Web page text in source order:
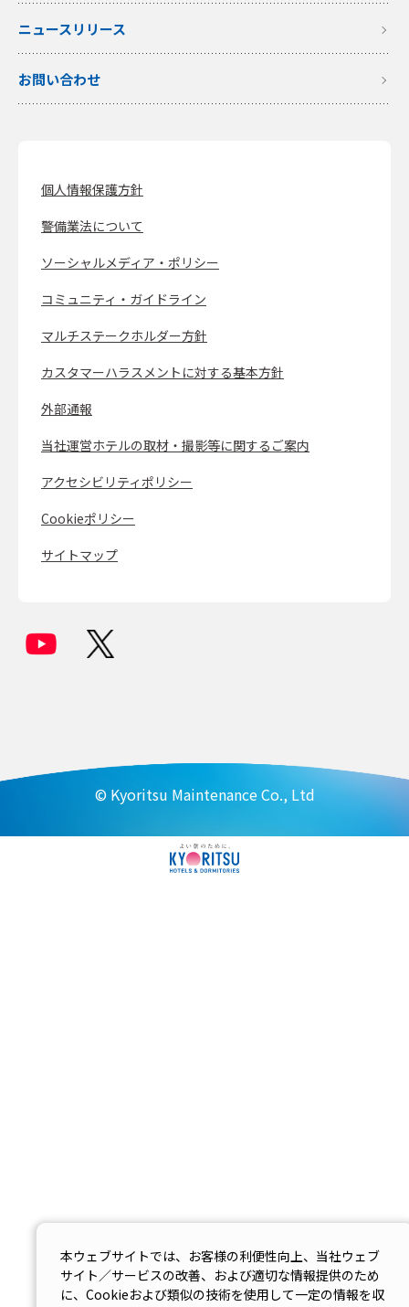
ニュースリリース
お問い合わせ
個人情報保護方針
警備業法について
ソーシャルメディア・ポリシー
コミュニティ・ガイドライン
マルチステークホルダー方針
カスタマーハラスメントに対する基本方針
外部通報
当社運営ホテルの取材・撮影等に関するご案内
アクセシビリティポリシー
Cookieポリシー
サイトマップ
© Kyoritsu Maintenance Co., Ltd
本ウェブサイトでは、お客様の利便性向上、当社ウェブ
サイト／サービスの改善、および適切な情報提供のため
に、Cookieおよび類似の技術を使用して一定の情報を収